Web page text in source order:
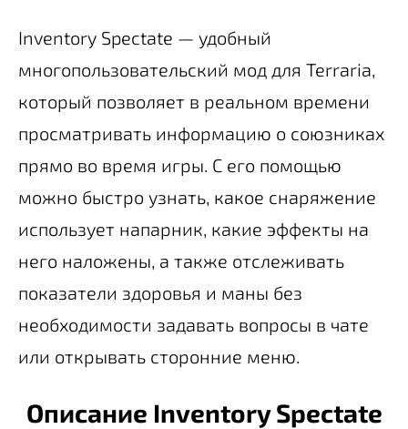
Inventory Spectate — удобный
многопользовательский мод для Terraria,
который позволяет в реальном времени
просматривать информацию о союзниках
прямо во время игры. С его помощью
можно быстро узнать, какое снаряжение
использует напарник, какие эффекты на
него наложены, а также отслеживать
показатели здоровья и маны без
необходимости задавать вопросы в чате
или открывать сторонние меню.
Описание Inventory Spectate